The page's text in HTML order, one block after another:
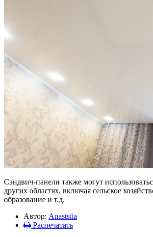
Сэндвич-панели также могут
других областях, включая сельское
образование и т.д.
Автор: Anastsiia
Распечатать